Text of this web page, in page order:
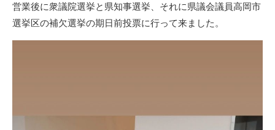
営業後に衆議院選挙と県知事選挙、それに県議会議員高岡市
選挙区の補欠選挙の期日前投票に行って来ました。